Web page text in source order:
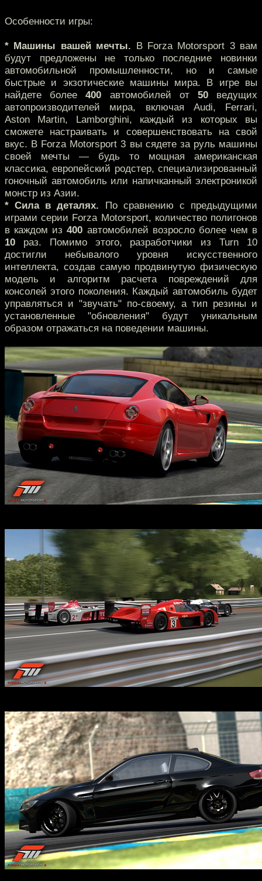
Особенности игры:
* Машины вашей мечты. В Forza Motorsport 3 вам
будут предложены не только последние новинки
автомобильной промышленности, но и самые
быстрые и экзотические машины мира. В игре вы
найдете более400 автомобилей от 50ведущих
автопроизводителей мира, включая Audi, Ferrari,
Aston Martin, Lamborghini, каждый из которых вы
сможете настраивать и совершенствовать на свой
вкус. В Forza Motorsport 3 вы сядете за руль машины
своей мечты — будь то мощная американская
классика, европейский родстер, специализированный
гоночный автомобиль или напичканный электроникой
монстр из Азии.
* Сила в деталях. По сравнению с предыдущими
играми серии Forza Motorsport, количество полигонов
в каждом из400 автомобилей возросло более чем в
10 раз. Помимо этого, разработчики из Turn 10
достигли небывалого уровня искусственного
интеллекта, создав самую продвинутую физическую
модель и алгоритм расчета повреждений для
консолей этого поколения. Каждый автомобиль будет
управляться и "звучать" по-своему, а тип резины и
установленные "обновления" будут уникальным
образом отражаться на поведении машины.